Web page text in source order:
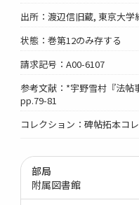
出所：渡辺信旧蔵, 東京大学
状態：巻第12のみ存する
請求記号：A00-6107
参考文献：*宇野雪村『法帖
pp.79-81
コレクション：碑帖拓本コ
部局
附属図書館